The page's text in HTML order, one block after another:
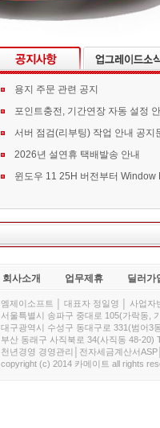
용지 주문 관련 공지
포인트충전, 기간연장 자동 설정
서버 점검(리부팅) 작업 안내 공지
2026년 설연휴 택배발송 안내
회사소개 업무제휴 딜러가
엠제이소프트 │ 대표자 정일영 │ 사업
서울특별시 송파구 중대로 105(가락동,
대구광역시 수성구 동대구로 331(범어3
부산 동래구 사직북로 34(사직동 48-20)
천년경영 경영관리│전자세금계산서
copyright (c) 2014 카메이트 all rights